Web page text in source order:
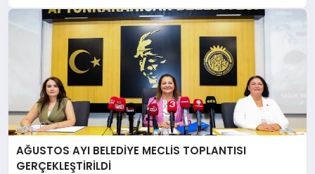
AĞUSTOS AYI BELEDİYE MECLİS TOPLANTISI
GERÇEKLEŞTİRİLDİ